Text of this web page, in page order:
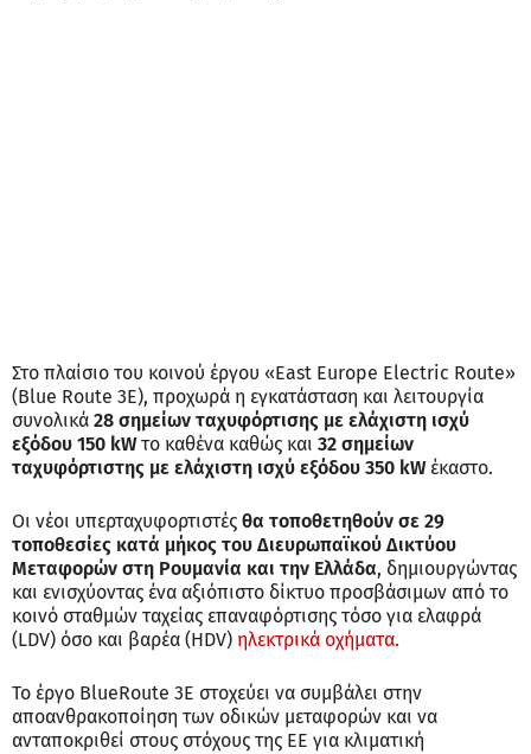
Στο πλαίσιο του κοινού έργου «East Europe Electric Route»
(Blue Route 3E), προχωρά η εγκατάσταση και λειτουργία
συνολικά 28 σημείων ταχυφόρτισης με ελάχιστη ισχύ
εξόδου 150 kWτο καθένα καθώς και 32 σημείων
ταχυφόρτιστης με ελάχιστη ισχύ εξόδου 350 kWέκαστο.
Οι νέοι υπερταχυφορτιστές θα τοποθετηθούν σε 29
τοποθεσίες κατά μήκος του Διευρωπαϊκού Δικτύου
Μεταφορών στη Ρουμανία και την Ελλάδα, δημιουργώντας
και ενισχύοντας ένα αξιόπιστο δίκτυο προσβάσιμων από το
κοινό σταθμών ταχείας επαναφόρτισης τόσο για ελαφρά
(LDV) όσο και βαρέα (HDV) ηλεκτρικά οχήματα.
Το έργο BlueRoute 3E στοχεύει να συμβάλει στην
αποανθρακοποίηση των οδικών μεταφορών και να
ανταποκριθεί στους στόχους της ΕΕ για κλιματική